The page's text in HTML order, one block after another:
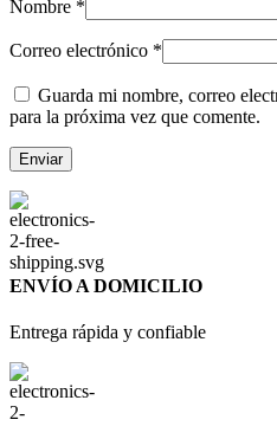
Nombre *
Correo electrónico *
Guarda mi nombre, correo
para la próxima vez que comente.
ENVÍO A DOMICILIO
Entrega rápida y confiable